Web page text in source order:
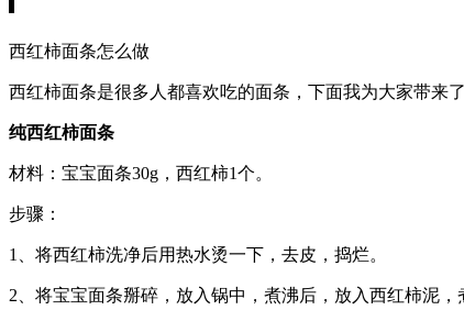
西红柿面条怎么做
西红柿面条是很多人都喜欢吃的面条，下面我为大家带来
纯西红柿面条
材料：宝宝面条30g，西红柿1个。
步骤：
1、将西红柿洗净后用热水烫一下，去皮，捣烂。
2、将宝宝面条掰碎，放入锅中，煮沸后，放入西红柿泥，